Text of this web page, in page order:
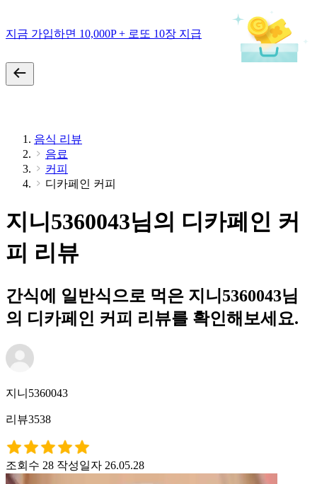
지금 가입하면 10,000P + 로또 10장 지급
음식 리뷰
음료
커피
디카페인 커피
지니5360043님의 디카페인 커
피 리뷰
간식에 일반식으로 먹은 지니5360043님
의 디카페인 커피 리뷰를 확인해보세요.
지니5360043
리뷰3538
조회수 28 작성일자 26.05.28